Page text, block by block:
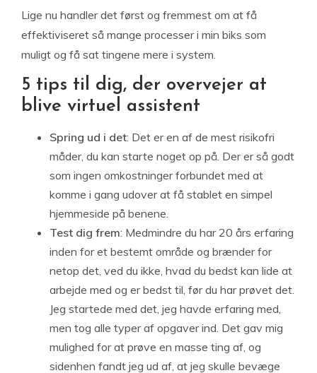
Lige nu handler det først og fremmest om at få
effektiviseret så mange processer i min biks som
muligt og få sat tingene mere i system.
5 tips til dig, der overvejer at
blive virtuel assistent
Spring ud i det: Det er en af de mest risikofri
måder, du kan starte noget op på. Der er så godt
som ingen omkostninger forbundet med at
komme i gang udover at få stablet en simpel
hjemmeside på benene.
Test dig frem: Medmindre du har 20 års erfaring
inden for et bestemt område og brænder for
netop det, ved du ikke, hvad du bedst kan lide at
arbejde med og er bedst til, før du har prøvet det.
Jeg startede med det, jeg havde erfaring med,
men tog alle typer af opgaver ind. Det gav mig
mulighed for at prøve en masse ting af, og
sidenhen fandt jeg ud af, at jeg skulle bevæge